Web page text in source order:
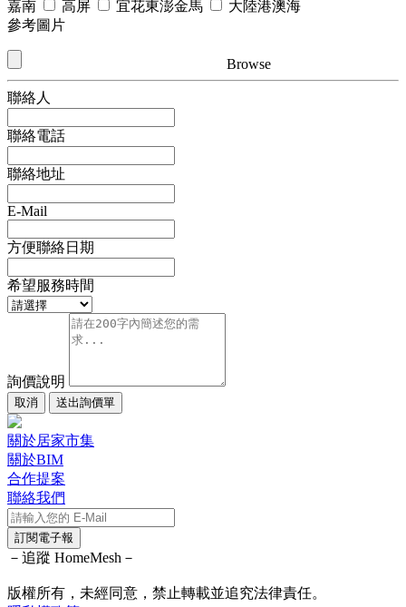
嘉南
高屏 宜花東澎金馬
大陸港澳海
參考圖片
Browse
聯絡人
聯絡電話
聯絡地址
E-Mail
方便聯絡日期
希望服務時間
詢價說明
取消 送出詢價單
關於居家市集
關於BIM
合作提案
聯絡我們
訂閱電子報
－追蹤 HomeMesh－
版權所有，未經同意，禁止轉載並追究法律責任。